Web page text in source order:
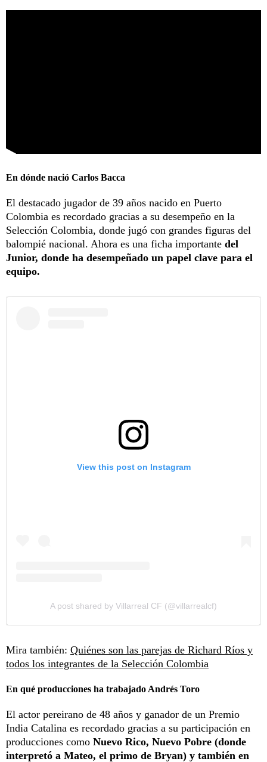
En dónde nació Carlos Bacca
El destacado jugador de 39 años nacido en Puerto
Colombia es recordado gracias a su desempeño en la
Selección Colombia, donde jugó con grandes figuras del
balompié nacional. Ahora es una ficha importante del
Junior, donde ha desempeñado un papel clave para el
equipo.
View this post on Instagram
A post shared by Villarreal CF (@villarrealcf)
Mira también: Quiénes son las parejas de Richard Ríos y
todos los integrantes de la Selección Colombia
En qué producciones ha trabajado Andrés Toro
El actor pereirano de 48 años y ganador de un Premio
India Catalina es recordado gracias a su participación en
producciones como Nuevo Rico, Nuevo Pobre (donde
interpretó a Mateo, el primo de Bryan) y también en